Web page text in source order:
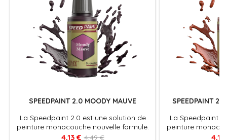
SPEEDPAINT 2.0 MOODY MAUVE
La Speedpaint 2.0 est une solution de
peinture monocouche nouvelle formule.
Appliquez simplement une couche de
4,13 € 4,49 €
SPEEDPAINT
La Speedpaint
peinture
Appliquez 4,13